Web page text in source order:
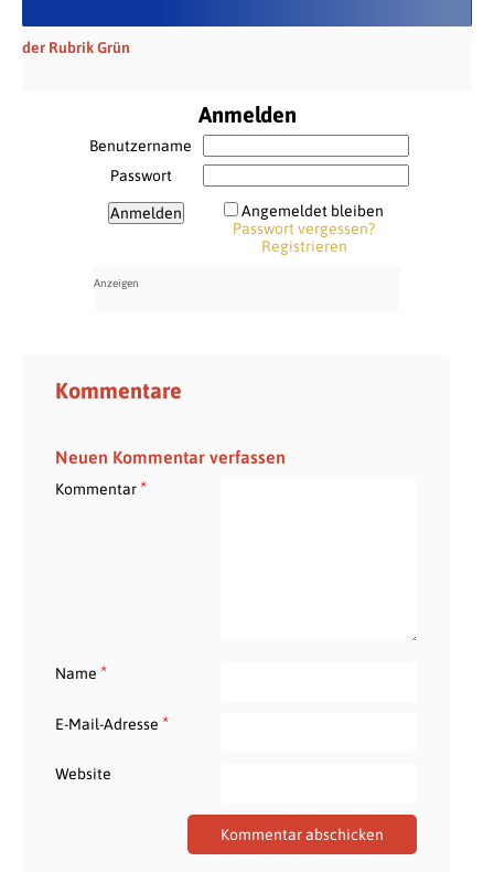
der Rubrik Grün
Anmelden
Benutzername
Passwort
Angemeldet bleiben
Passwort vergessen?
Registrieren
Kommentare
Neuen Kommentar verfassen
Kommentar*
Name *
E-Mail-Adresse *
Website